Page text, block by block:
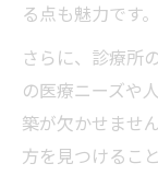
る点も魅力です。
さらに、診療所
の医療ニーズや
築が欠かせませ
方を見つけるこ